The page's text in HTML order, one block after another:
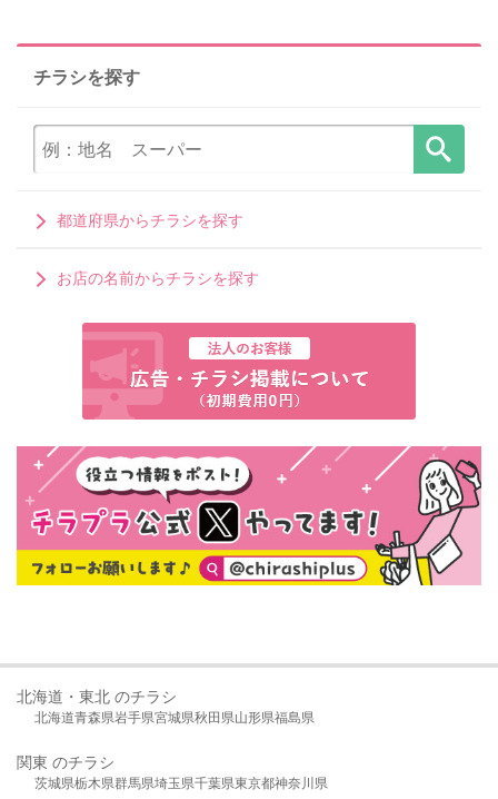
チラシを探す
都道府県からチラシを探す
お店の名前からチラシを探す
北海道・東北 のチラシ
北海道青森県岩手県宮城県秋田県山形県福島県
関東 のチラシ
茨城県栃木県群馬県埼玉県千葉県東京都神奈川県